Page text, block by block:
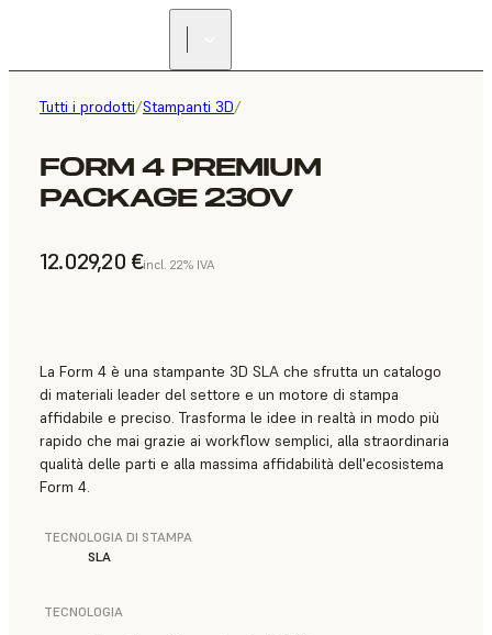
Tutti i prodotti/Stampanti 3D/
FORM 4 PREMIUM
PACKAGE 230V
12.029,20 €incl. 22% IVA
La Form 4 è una stampante 3D SLA che sfrutta un catalogo
di materiali leader del settore e un motore di stampa
affidabile e preciso. Trasforma le idee in realtà in modo più
rapido che mai grazie ai workflow semplici, alla straordinaria
qualità delle parti e alla massima affidabilità dell'ecosistema
Form 4.
TECNOLOGIA DI STAMPA
SLA
TECNOLOGIA